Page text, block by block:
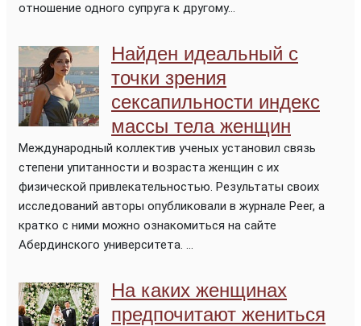
отношение одного супруга к другому...
Найден идеальный с
точки зрения
сексапильности индекс
массы тела женщин
Международный коллектив ученых установил связь
степени упитанности и возраста женщин с их
физической привлекательностью. Результаты своих
исследований авторы опубликовали в журнале Peer, а
кратко с ними можно ознакомиться на сайте
Абердинского университета. ...
На каких женщинах
предпочитают жениться